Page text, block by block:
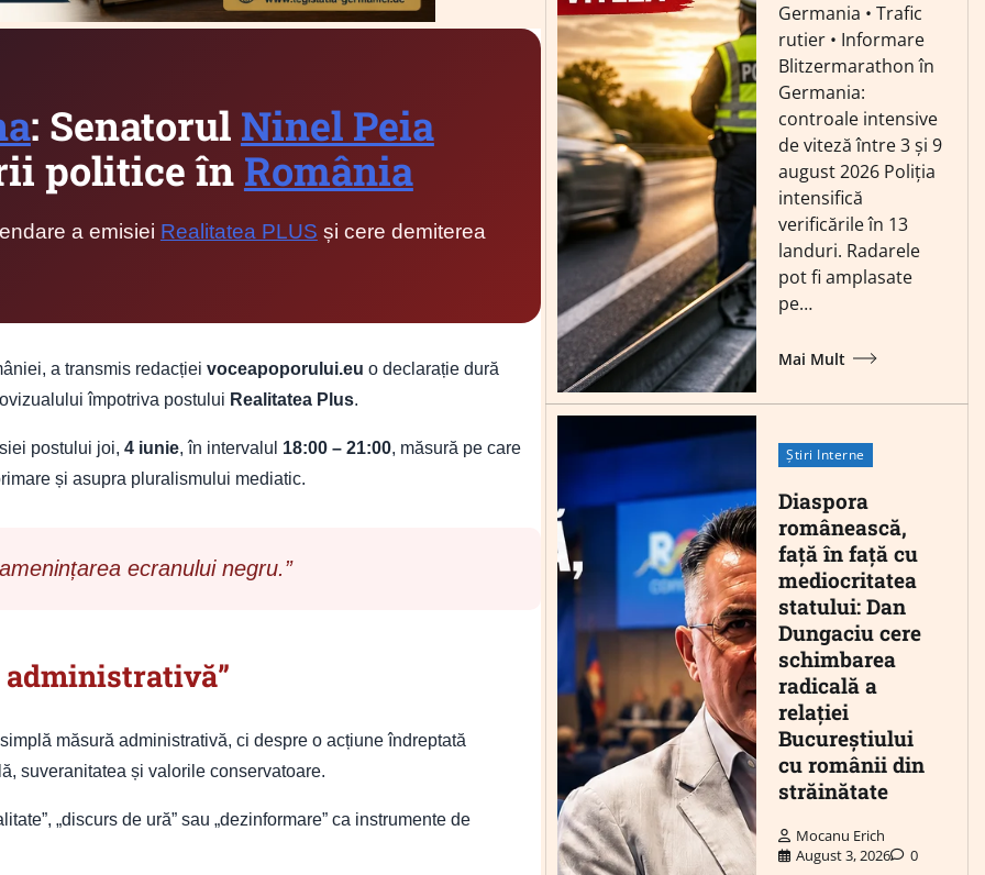
: Senatorul Ninel Peia
politice în România
a emisiei Realitatea PLUS și cere demiterea
a transmis redacției voceapoporului.eu o declarație dură
împotriva postului Realitatea Plus.
postului joi, 4 iunie, în intervalul 18:00 – 21:00, măsură pe care
și asupra pluralismului mediatic.
ecranului negru.”
administrativă”
măsură administrativă, ci despre o acțiune îndreptată
suveranitatea și valorile conservatoare.
„discurs de ură” sau „dezinformare” ca instrumente de
Germania • Trafic
rutier • Informare
Blitzermarathon în
Germania:
controale intensive
de viteză între 3 și 9
august 2026 Poliția
intensifică
verificările în 13
landuri. Radarele
pot fi amplasate
pe…
Mai Mult
Știri Interne
Diaspora
românească,
față în față cu
mediocritatea
statului: Dan
Dungaciu cere
schimbarea
radicală a
relației
Bucureștiului
cu românii din
străinătate
Mocanu Erich
August 3, 2026
0